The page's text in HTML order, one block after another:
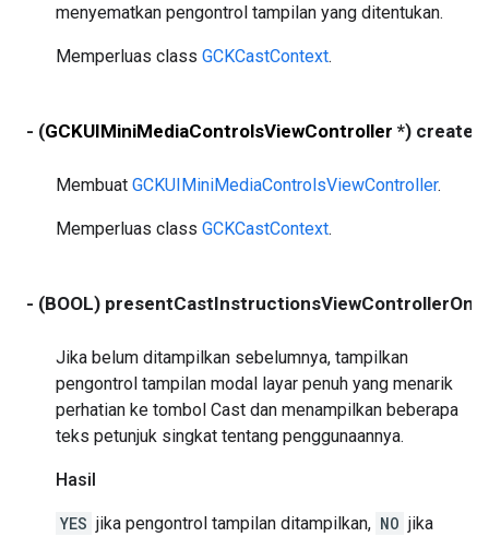
menyematkan pengontrol tampilan yang ditentukan.
Memperluas class GCKCastContext.
- (GCKUIMiniMediaControlsViewController *)
Membuat GCKUIMiniMediaControlsViewController.
Memperluas class GCKCastContext.
- (BOOL)
Jika belum ditampilkan sebelumnya, tampilkan
pengontrol tampilan modal layar penuh yang menarik
perhatian ke tombol Cast dan menampilkan beberapa
teks petunjuk singkat tentang penggunaannya.
Hasil
YES jika pengontrol tampilan ditampilkan, NO jika